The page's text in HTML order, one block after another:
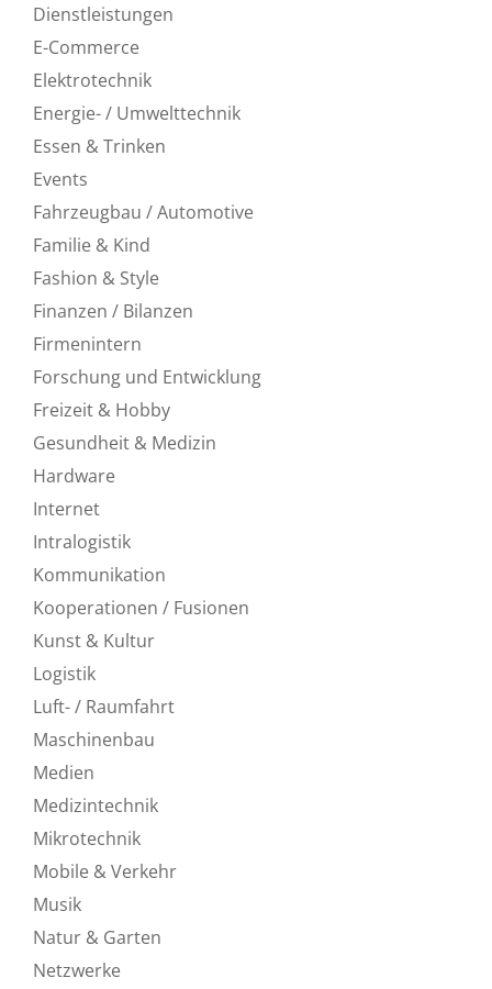
Dienstleistungen
E-Commerce
Elektrotechnik
Energie- / Umwelttechnik
Essen & Trinken
Events
Fahrzeugbau / Automotive
Familie & Kind
Fashion & Style
Finanzen / Bilanzen
Firmenintern
Forschung und Entwicklung
Freizeit & Hobby
Gesundheit & Medizin
Hardware
Internet
Intralogistik
Kommunikation
Kooperationen / Fusionen
Kunst & Kultur
Logistik
Luft- / Raumfahrt
Maschinenbau
Medien
Medizintechnik
Mikrotechnik
Mobile & Verkehr
Musik
Natur & Garten
Netzwerke